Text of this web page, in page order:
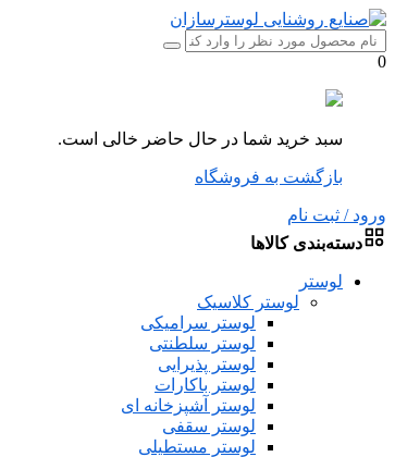
0
سبد خرید شما در حال حاضر خالی است.
بازگشت به فروشگاه
ورود / ثبت نام
دسته‌بندی کالاها
لوستر
لوستر کلاسیک
لوستر سرامیکی
لوستر سلطنتی
لوستر پذیرایی
لوستر باکارات
لوستر آشپزخانه ای
لوستر سقفی
لوستر مستطیلی